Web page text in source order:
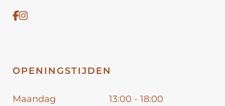
OPENINGSTIJDEN
Maandag
13:00 - 18:00